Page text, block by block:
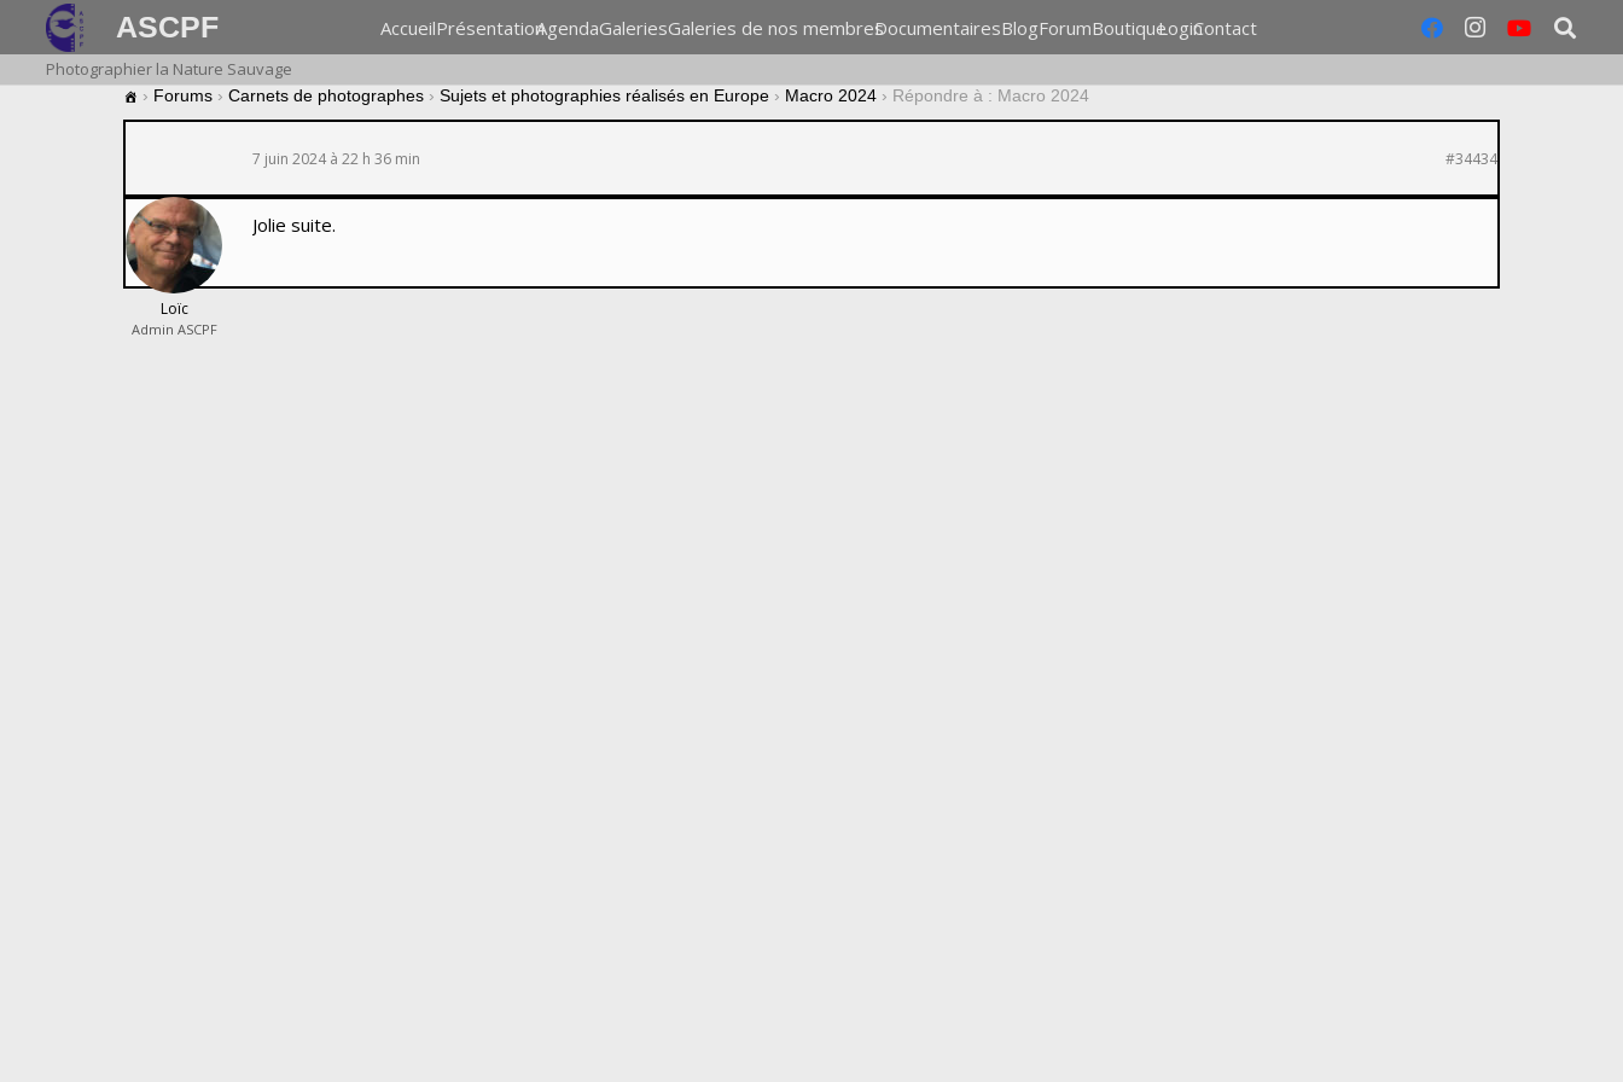
ASCPF AccueilPrésentationAgendaGaleriesGaleries de nos membresDocumentairesBlogForumBoutiqueLoginContact
Photographier la Nature Sauvage
› Forums › Carnets de photographes › Sujets et photographies réalisés en Europe › Macro 2024 › Répondre à : Macro 2024
7 juin 2024 à 22 h 36 min #34434
Loïc
Admin ASCPF
Jolie suite.